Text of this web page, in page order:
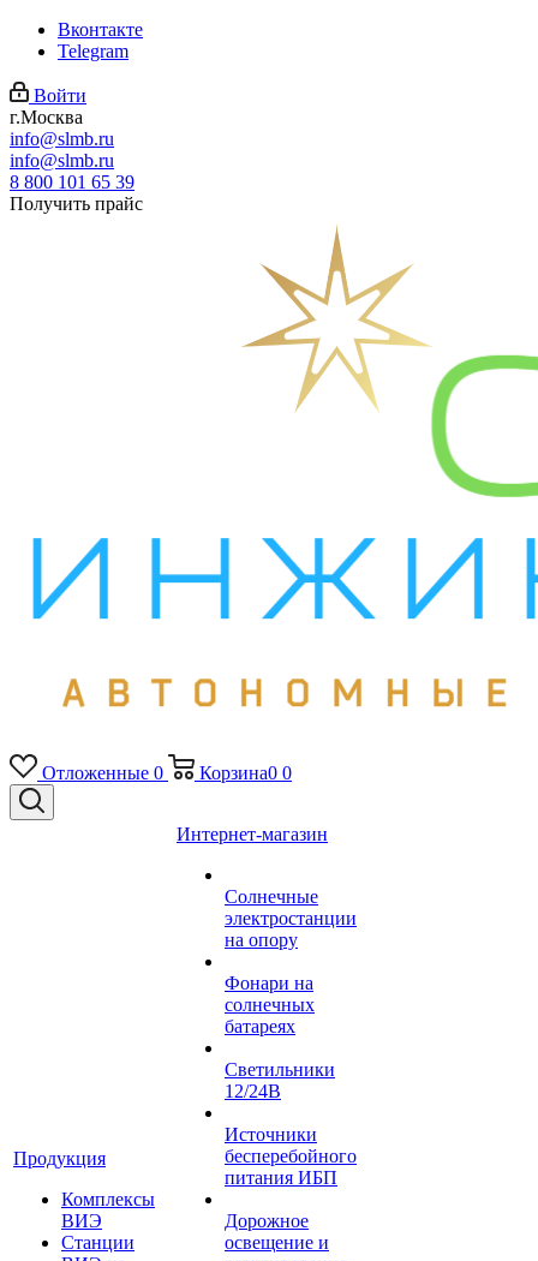
Вконтакте
Telegram
Войти
г.Москва
info@slmb.ru
info@slmb.ru
8 800 101 65 39
Получить прайс
Отложенные 0 Корзина0 0
Продукция
Комплексы
ВИЭ
Станции
Интернет-магазин
Солнечные
электростанции
на опору
Фонари на
солнечных
батареях
Светильники
12/24В
Источники
бесперебойного
питания ИБП
Дорожное
освещение и